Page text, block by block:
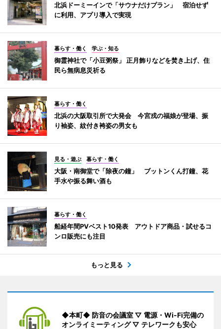
北浜ドーミーインで「サウナだけプラン」 宿泊せず
に利用、アプリ導入で実現
暮らす・働く 学ぶ・知る
御霊神社で「小豆粥祭」 正月飾りなどを焚き上げ、住
民ら無病息災祈る
暮らす・働く
北浜の大阪取引所で大発会 今宮戎の福娘が登場、振
り袖姿、紋付き袴姿の男女も
見る・遊ぶ 暮らす・働く
大阪・南御堂で「除夜の鐘」 ブットンくん打鐘、花
手水や振る舞い酒も
暮らす・働く
船経年間PVベスト10発表 アウトドア商品・試せるコ
ンロ販売にも注目
もっと見る
◆本町◆ 防音の会議室 ▽ 電源・Wi-Fi完備の
オンライミーティング ▽ テレワークも安心